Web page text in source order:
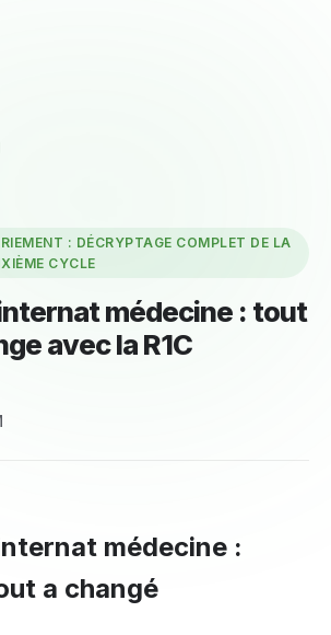
: DÉCRYPTAGE COMPLET DE LA
CYCLE
médecine : tout
avec la R1C
médecine :
a changé